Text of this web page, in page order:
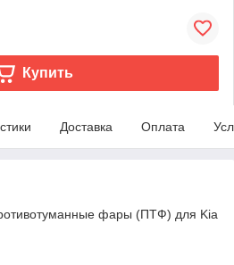
Купить
Доставка Оплата
фары (ПТФ) для Kia